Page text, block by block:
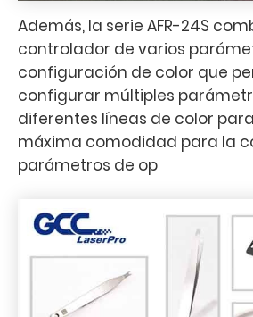
Además, la serie AFR-24S
controlador de varios
configuración de color que
configurar múltiples
diferentes líneas de color
máxima comodidad para la
parámetros de op